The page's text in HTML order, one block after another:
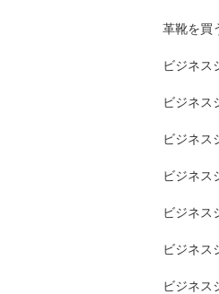
革靴を買
ビジネス
ビジネス
ビジネス
ビジネ
ビジネス
ビジネス
ビジネス